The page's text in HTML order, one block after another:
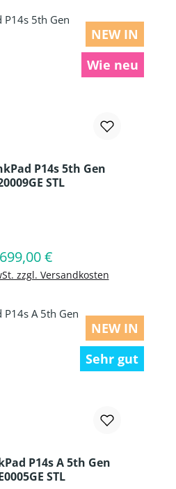
NEW IN
Wie neu
P14s 5th Gen
STL
Preis:
€
zzgl. Versandkosten
Warenkorb
NEW IN
Sehr gut
P14s A 5th Gen
STL